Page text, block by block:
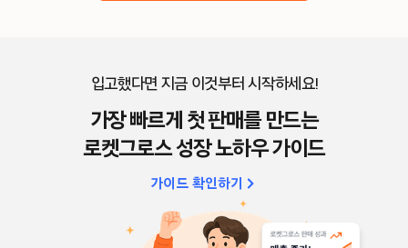
입고했다면 지금 이것부터 시작하세요!
가장 빠르게 첫 판매를 만드는
로켓그로스 성장 노하우 가이드
가이드 확인하기